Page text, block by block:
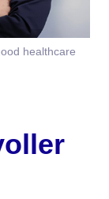
healthcare